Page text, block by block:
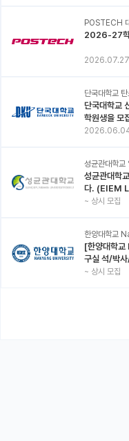
POSTECH
2026-27학
단국대학교
단국대학교
학원생을 모
성균관대학
성균관대학
다. (EIEM
~ 상시 모집
[한양대학교
구실 석/박
~ 상시 모집